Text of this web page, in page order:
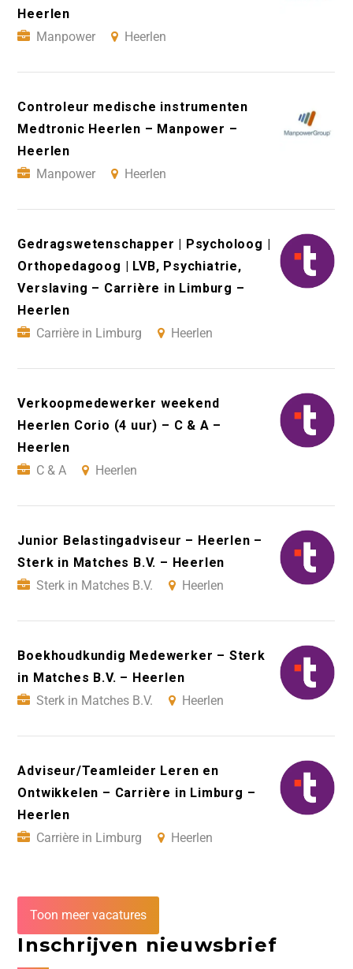
Heerlen
Manpower
Heerlen
Controleur medische instrumenten
Medtronic Heerlen – Manpower –
Heerlen
Manpower
Heerlen
Gedragswetenschapper | Psycholoog |
Orthopedagoog | LVB, Psychiatrie,
Verslaving – Carrière in Limburg –
Heerlen
Carrière in Limburg
Heerlen
Verkoopmedewerker weekend
Heerlen Corio (4 uur) – C & A –
Heerlen
C & A
Heerlen
Junior Belastingadviseur – Heerlen –
Sterk in Matches B.V. – Heerlen
Sterk in Matches B.V.
Heerlen
Boekhoudkundig Medewerker – Sterk
in Matches B.V. – Heerlen
Sterk in Matches B.V.
Heerlen
Adviseur/Teamleider Leren en
Ontwikkelen – Carrière in Limburg –
Heerlen
Carrière in Limburg
Heerlen
Toon meer vacatures
Inschrijven nieuwsbrief